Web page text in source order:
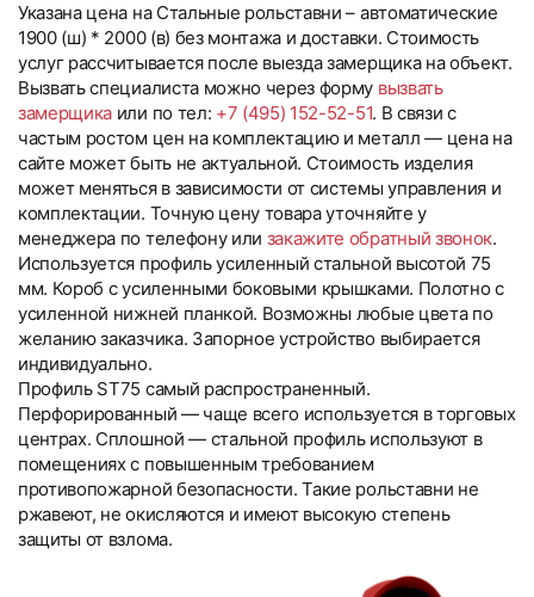
Указана цена на Стальные рольставни – автоматические
1900 (ш) * 2000 (в) без монтажа и доставки. Стоимость
услуг рассчитывается после выезда замерщика на объект.
Вызвать специалиста можно через форму вызвать
замерщика или по тел: +7 (495) 152-52-51. В связи с
частым ростом цен на комплектацию и металл — цена на
сайте может быть не актуальной. Стоимость изделия
может меняться в зависимости от системы управления и
комплектации. Точную цену товара уточняйте у
менеджера по телефону или закажите обратный звонок.
Используется профиль усиленный стальной высотой 75
мм. Короб с усиленными боковыми крышками. Полотно с
усиленной нижней планкой. Возможны любые цвета по
желанию заказчика. Запорное устройство выбирается
индивидуально.
Профиль ST75 самый распространенный.
Перфорированный — чаще всего используется в торговых
центрах. Сплошной — стальной профиль используют в
помещениях с повышенным требованием
противопожарной безопасности. Такие рольставни не
ржавеют, не окисляются и имеют высокую степень
защиты от взлома.